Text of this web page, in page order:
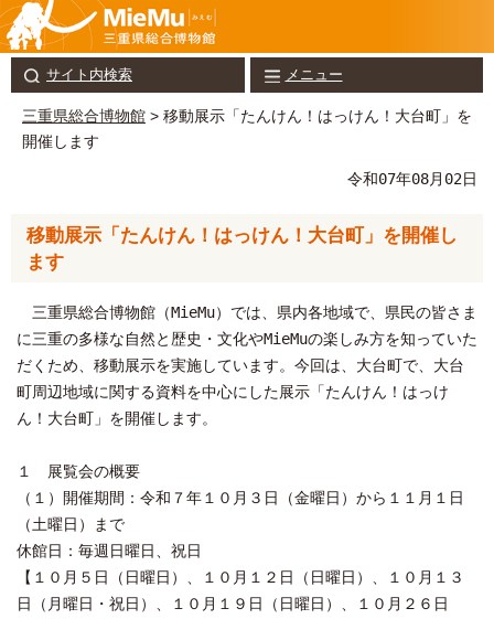
サイト内検索 メニュー
三重県総合博物館 > 移動展示「たんけん！はっけん！大台町」を
開催します
令和07年08月02日
移動展示「たんけん！はっけん！大台町」を開催し
ます
三重県総合博物館（MieMu）では、県内各地域で、県民の皆さま
に三重の多様な自然と歴史・文化やMieMuの楽しみ方を知っていた
だくため、移動展示を実施しています。今回は、大台町で、大台
町周辺地域に関する資料を中心にした展示「たんけん！はっけ
ん！大台町」を開催します。
１ 展覧会の概要
（１）開催期間：令和７年１０月３日（金曜日）から１１月１日
（土曜日）まで
休館日：毎週日曜日、祝日
【１０月５日（日曜日）、１０月１２日（日曜日）、１０月１３
日（月曜日・祝日）、１０月１９日（日曜日）、１０月２６日